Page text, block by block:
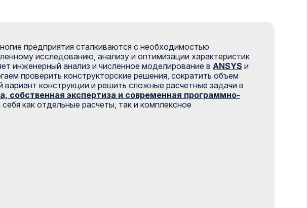
предприятия сталкиваются с необходимостью
исследованию, анализу и оптимизации характеристик
инженерный анализ и численное моделирование в ANSYS и
проверить конструкторские решения, сократить объем
конструкции и решить сложные расчетные задачи в
собственная экспертиза и современная программно-
как отдельные расчеты, так и комплексное